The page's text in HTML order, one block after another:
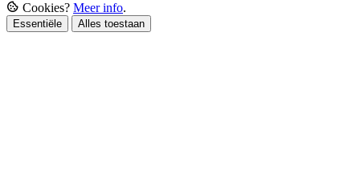
Cookies? Meer info.
Essentiële Alles toestaan